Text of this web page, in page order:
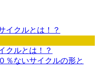
ルとは！？